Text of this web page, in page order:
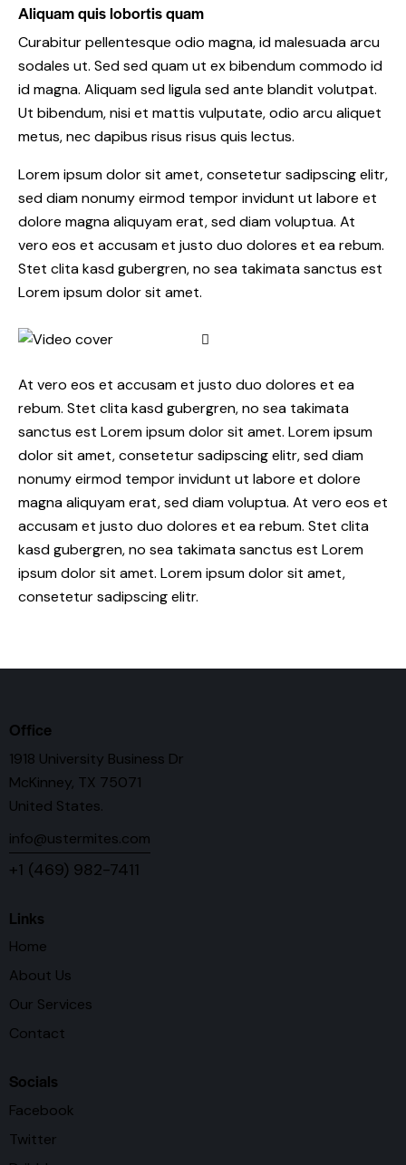
Aliquam quis lobortis quam
Curabitur pellentesque odio magna, id malesuada arcu
sodales ut. Sed sed quam ut ex bibendum commodo id
id magna. Aliquam sed ligula sed ante blandit volutpat.
Ut bibendum, nisi et mattis vulputate, odio arcu aliquet
metus, nec dapibus risus risus quis lectus.
Lorem ipsum dolor sit amet, consetetur sadipscing elitr,
sed diam nonumy eirmod tempor invidunt ut labore et
dolore magna aliquyam erat, sed diam voluptua. At
vero eos et accusam et justo duo dolores et ea rebum.
Stet clita kasd gubergren, no sea takimata sanctus est
Lorem ipsum dolor sit amet.
At vero eos et accusam et justo duo dolores et ea
rebum. Stet clita kasd gubergren, no sea takimata
sanctus est Lorem ipsum dolor sit amet. Lorem ipsum
dolor sit amet, consetetur sadipscing elitr, sed diam
nonumy eirmod tempor invidunt ut labore et dolore
magna aliquyam erat, sed diam voluptua. At vero eos et
accusam et justo duo dolores et ea rebum. Stet clita
kasd gubergren, no sea takimata sanctus est Lorem
ipsum dolor sit amet. Lorem ipsum dolor sit amet,
consetetur sadipscing elitr.
Office
1918 University Business Dr
McKinney, TX 75071
United States.
info@ustermites.com
+1 (469) 982-7411
Links
Home
About Us
Our Services
Contact
Socials
Facebook
Twitter